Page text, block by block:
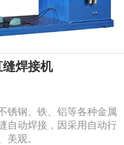
缝焊接机
锈钢、铁、铝等各种金属
自动焊接，因采用自动行
美观。